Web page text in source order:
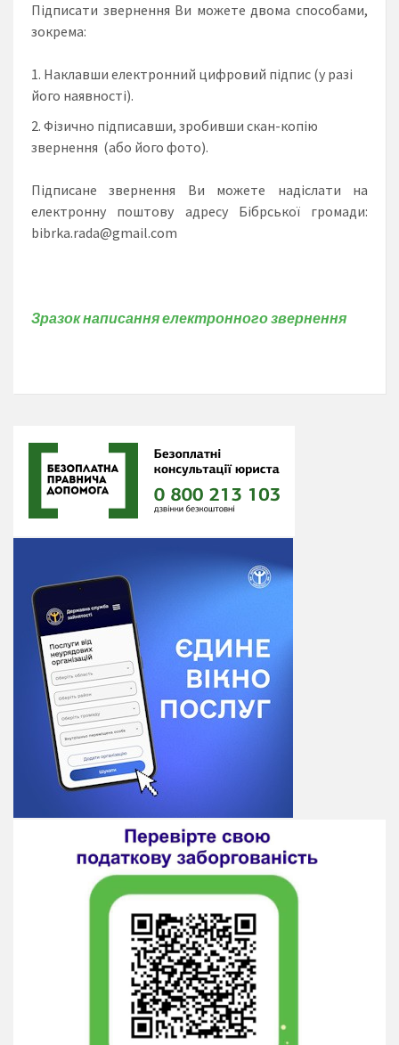
Підписати звернення Ви можете двома способами,
зокрема:
Наклавши електронний цифровий підпис (у разі
його наявності).
Фізично підписавши, зробивши скан-копію
звернення (або його фото).
Підписане звернення Ви можете надіслати на
електронну поштову адресу Бібрської громади:
bibrka.rada@gmail.com
Зразок написання електронного звернення